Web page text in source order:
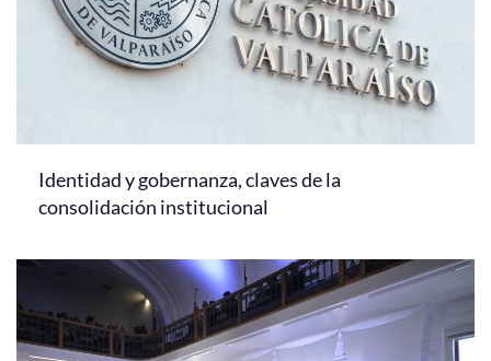
Identidad y gobernanza, claves de la
consolidación institucional